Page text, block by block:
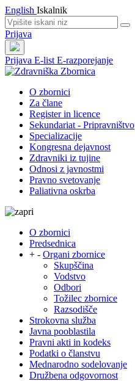
English Iskalnik
Prijava
Prijava E-list E-razporejanje
O zbornici
Za člane
Register in licence
Sekundariat - Pripravništvo
Specializacije
Kongresna dejavnost
Zdravniki iz tujine
Odnosi z javnostmi
Pravno svetovanje
Paliativna oskrba
O zbornici
Predsednica
+ - Organi zbornice
Skupščina
Vodstvo
Odbori
Tožilec zbornice
Razsodišče
Strokovna služba
Javna pooblastila
Pravni akti in kodeks
Podatki o članstvu
Mednarodno sodelovanje
Družbena odgovornost